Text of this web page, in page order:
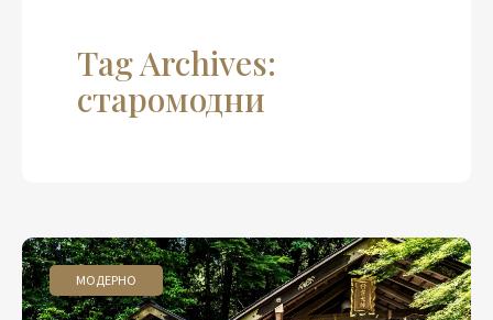
Tag Archives:
старомодни
МОДЕРНО